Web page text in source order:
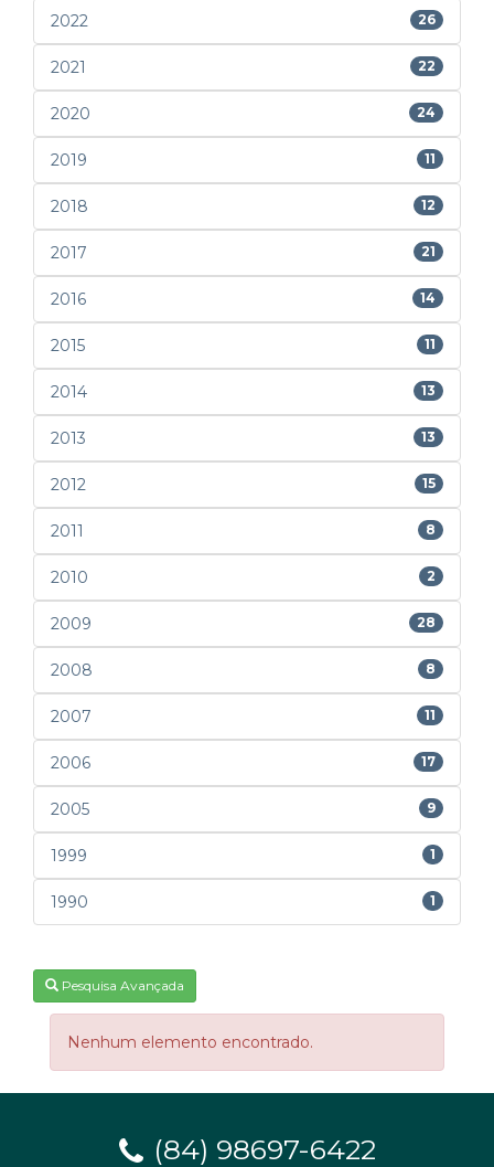
2022 26
2021 22
2020 24
2019 11
2018 12
2017 21
2016 14
2015 11
2014 13
2013 13
2012 15
2011 8
2010 2
2009 28
2008 8
2007 11
2006 17
2005 9
1999 1
1990 1
Pesquisa Avançada
Nenhum elemento encontrado.
(84) 98697-6422